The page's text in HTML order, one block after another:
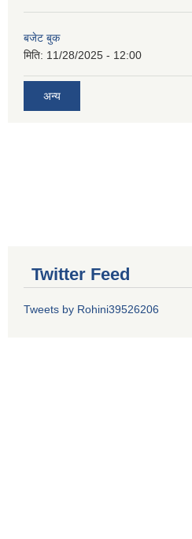
बजेट बुक
मिति: 11/28/2025 - 12:00
अन्य
Twitter Feed
Tweets by Rohini39526206